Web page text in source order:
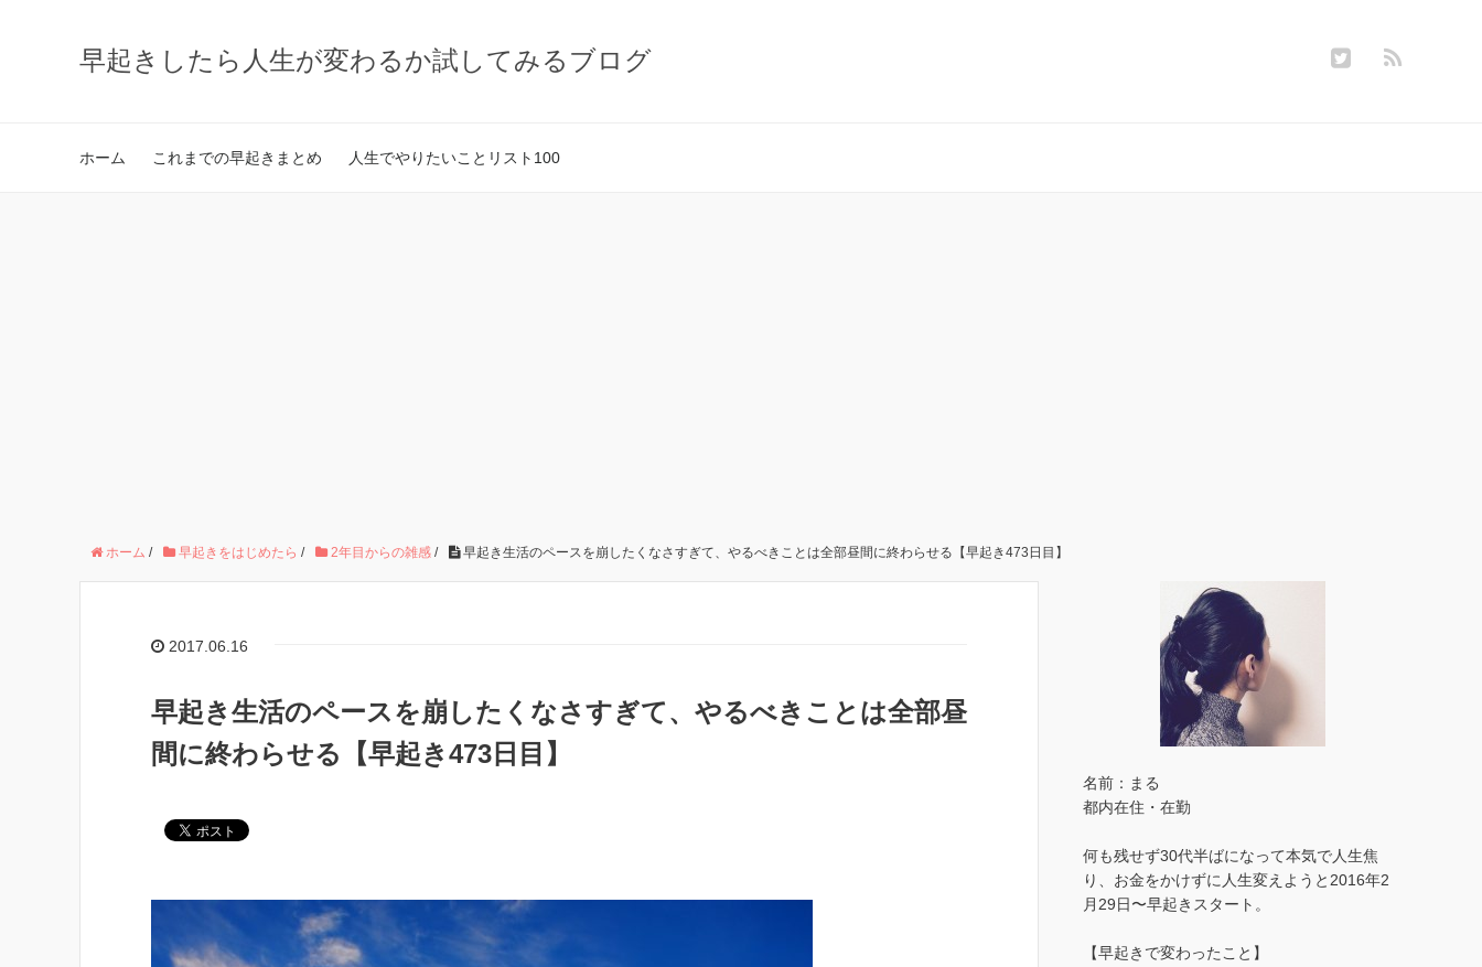
早起きしたら人生が変わるか試してみるブログ
ホーム これまでの早起きまとめ 人生でやりたいことリスト100
ホーム / 早起きをはじめたら / 2年目からの雑感 / 早起き生活のペースを崩したくなさすぎて、やるべきことは全部昼間に終わらせる【早起き473日目】
2017.06.16
早起き生活のペースを崩したくなさすぎて、やるべきことは全部昼
間に終わらせる【早起き473日目】
名前：まる
都内在住・在勤
何も残せず30代半ばになって本気で人生焦
り、お金をかけずに人生変えようと2016年2
月29日〜早起きスタート。
【早起きで変わったこと】